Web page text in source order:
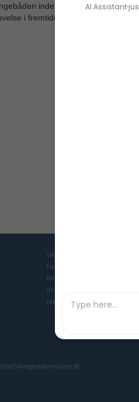
indebærer,
i fremtiden
Vikingeskibsmuseet er
havet i oldtid og middelalder.
forskning og eksperimentel
moderne museum, der gør
relevant for nutidens mennesker.